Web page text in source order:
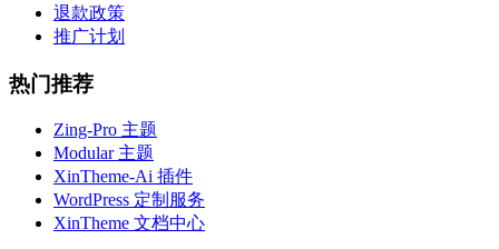
退款政策
推广计划
热门推荐
Zing-Pro 主题
Modular 主题
XinTheme-Ai 插件
WordPress 定制服务
XinTheme 文档中心